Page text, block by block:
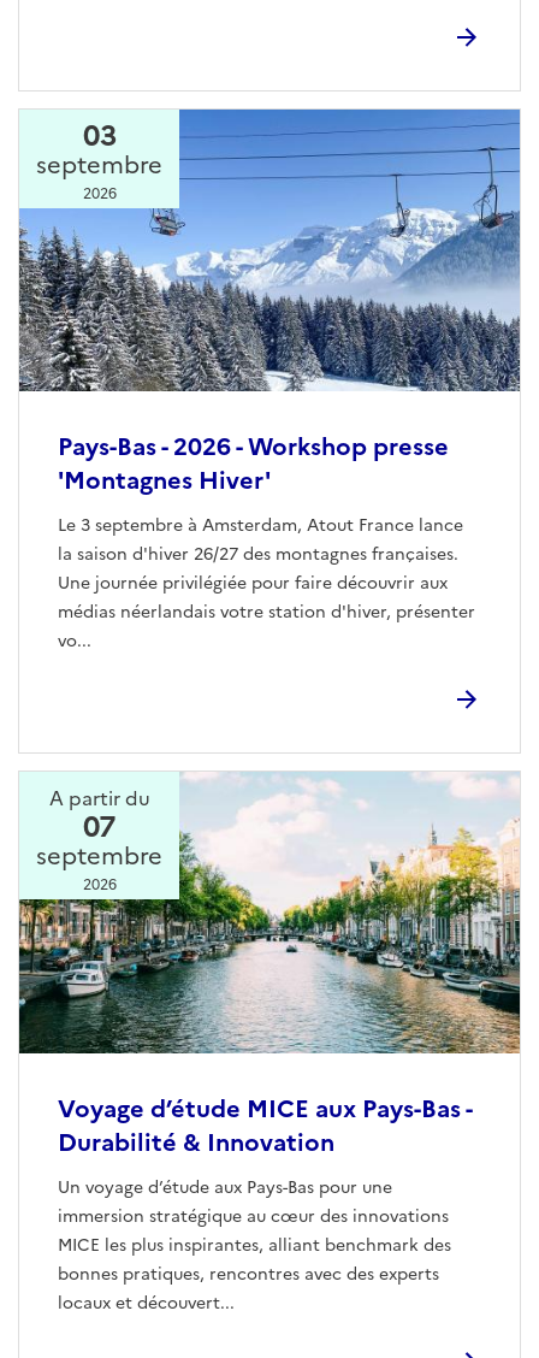
Pays-Bas - 2026 - Workshop presse
'Montagnes Hiver'
Le 3 septembre à Amsterdam, Atout France lance
la saison d'hiver 26/27 des montagnes françaises.
Une journée privilégiée pour faire découvrir aux
médias néerlandais votre station d'hiver, présenter
vo...
03
septembre
2026
Voyage d’étude MICE aux Pays-Bas -
Durabilité & Innovation
Un voyage d’étude aux Pays-Bas pour une
immersion stratégique au cœur des innovations
MICE les plus inspirantes, alliant benchmark des
bonnes pratiques, rencontres avec des experts
locaux et découvert...
A partir du
07
septembre
2026